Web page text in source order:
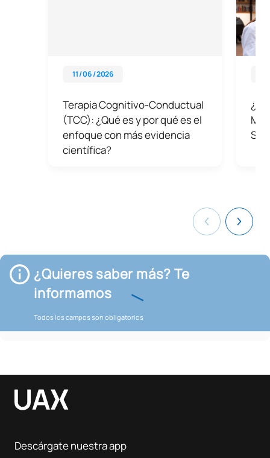
11 / 06 / 2026
Terapia Cognitivo-Conductual
(TCC): ¿Qué es y por qué es el
enfoque con más evidencia
científica?
¿Quieres saber más? Te
informamos
Todos los campos son obligatorios
Descárgate nuestra app